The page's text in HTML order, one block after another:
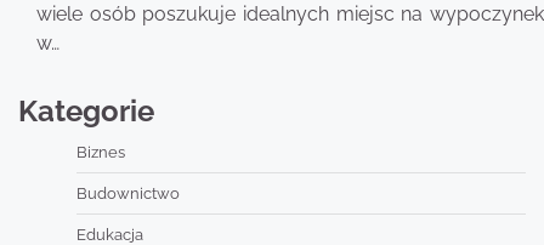
wiele osób poszukuje idealnych miejsc na wypoczynek
w…
Kategorie
Biznes
Budownictwo
Edukacja